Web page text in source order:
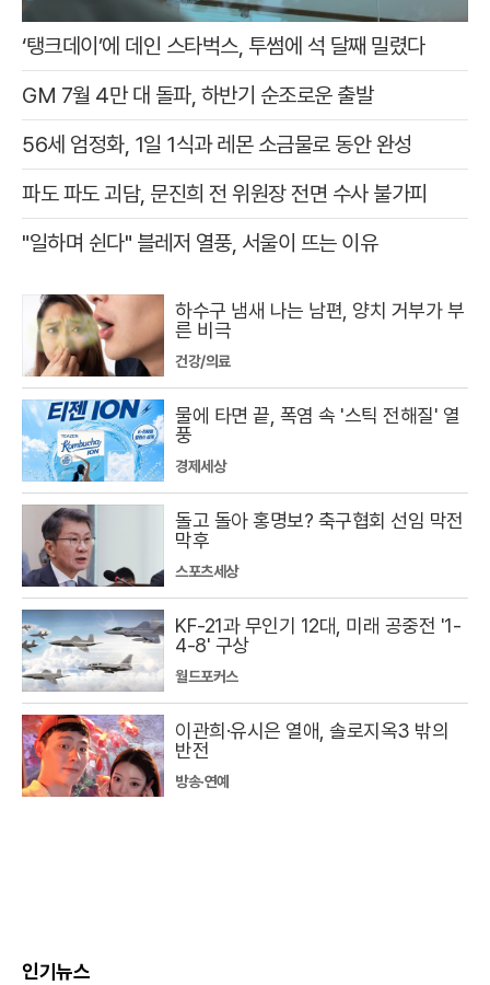
‘탱크데이’에 데인 스타벅스, 투썸에 석 달째 밀렸다
GM 7월 4만 대 돌파, 하반기 순조로운 출발
56세 엄정화, 1일 1식과 레몬 소금물로 동안 완성
파도 파도 괴담, 문진희 전 위원장 전면 수사 불가피
"일하며 쉰다" 블레저 열풍, 서울이 뜨는 이유
하수구 냄새 나는 남편, 양치 거부가 부
른 비극
건강/의료
물에 타면 끝, 폭염 속 '스틱 전해질' 열
풍
경제세상
돌고 돌아 홍명보? 축구협회 선임 막전
막후
스포츠세상
KF-21과 무인기 12대, 미래 공중전 '1-
4-8' 구상
월드포커스
이관희·유시은 열애, 솔로지옥3 밖의
반전
방송·연예
인기뉴스